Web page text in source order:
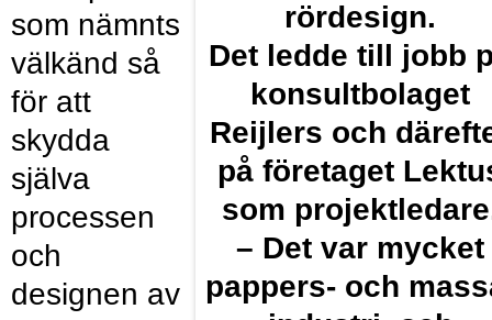
rördesign.
Det ledde till jobb
konsultbolaget
Reijlers och
på företaget
som
– Det var mycket
pappers- och
som nämnts
välkänd så
för att
skydda
själva
processen
och
designen av